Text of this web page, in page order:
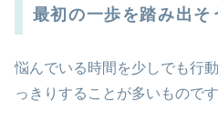
最初の一歩を踏み出そ
悩んでいる時間を少しでも行
っきりすることが多いものです